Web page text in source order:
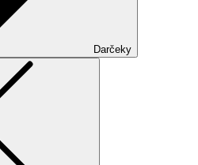
Darčeky